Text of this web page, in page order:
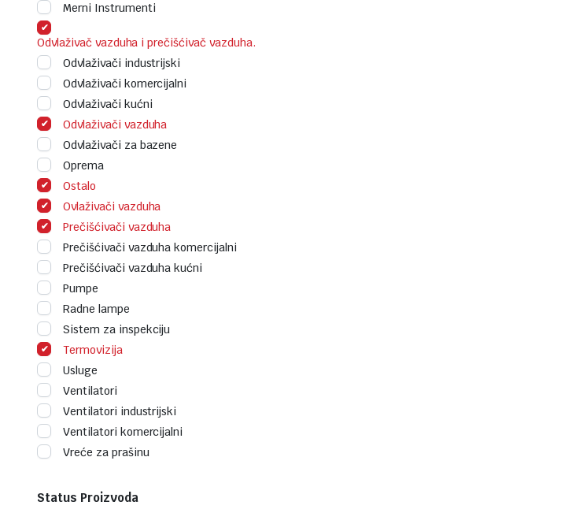
Merni Instrumenti
Odvlaživač vazduha i prečišćivač vazduha.
Odvlaživači industrijski
Odvlaživači komercijalni
Odvlaživači kućni
Odvlaživači vazduha
Odvlaživači za bazene
Oprema
Ostalo
Ovlaživači vazduha
Prečišćivači vazduha
Prečišćivači vazduha komercijalni
Prečišćivači vazduha kućni
Pumpe
Radne lampe
Sistem za inspekciju
Termovizija
Usluge
Ventilatori
Ventilatori industrijski
Ventilatori komercijalni
Vreće za prašinu
Status Proizvoda